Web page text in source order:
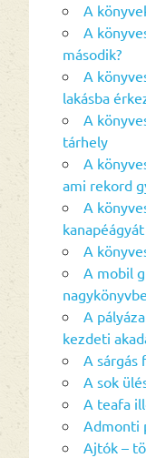
A
A
második?
A
lakásba
A
tárhely
A
ami rekord
A
kanapéágyát
A
A mobil
A
kezdeti
A sárgás
A sok
A teafa
Admonti
Ajtók –